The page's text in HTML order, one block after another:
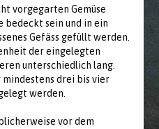
vorgegarten Gemüse
bedeckt sein und in ein
Gefäss gefüllt werden.
der eingelegten
unterschiedlich lang.
drei bis vier
werden.
vor dem